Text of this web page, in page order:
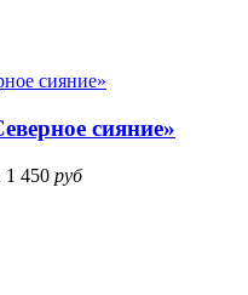
сияние»
1 450 руб